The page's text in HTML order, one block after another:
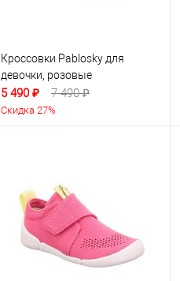
Кроссовки Pablosky для
девочки, розовые
5 490 ₽ 7 490 ₽
Скидка 27%